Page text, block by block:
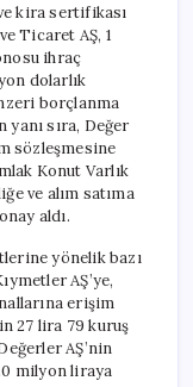
kira sertifikası
Ticaret AŞ, 1
ihraç
dolarlık
borçlanma
yanı sıra, Değer
sözleşmesine
Konut Varlık
ve alım satıma
aldı.
yönelik bazı
AŞ’ye,
erişim
27 lira 79 kuruş
AŞ’nin
milyon liraya